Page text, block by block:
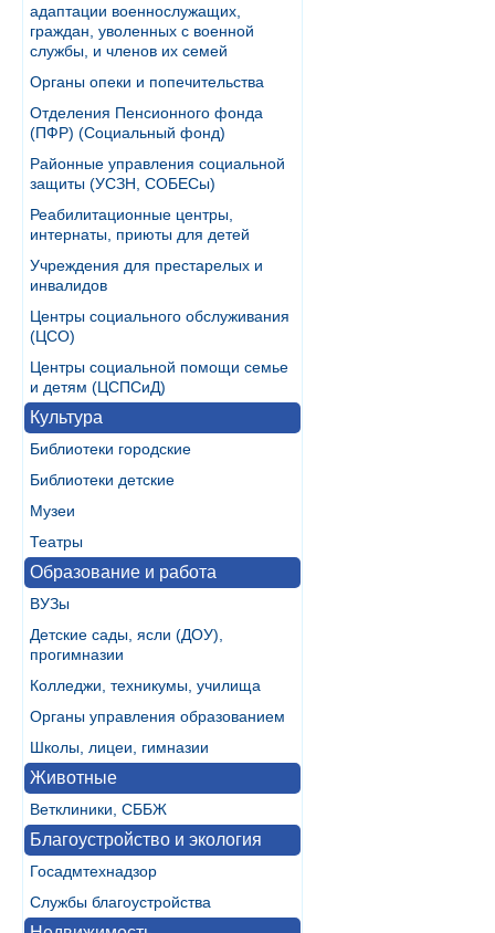
адаптации военнослужащих,
граждан, уволенных с военной
службы, и членов их семей
Органы опеки и попечительства
Отделения Пенсионного фонда
(ПФР) (Социальный фонд)
Районные управления социальной
защиты (УСЗН, СОБЕСы)
Реабилитационные центры,
интернаты, приюты для детей
Учреждения для престарелых и
инвалидов
Центры социального обслуживания
(ЦСО)
Центры социальной помощи семье
и детям (ЦСПСиД)
Культура
Библиотеки городские
Библиотеки детские
Музеи
Театры
Образование и работа
ВУЗы
Детские сады, ясли (ДОУ),
прогимназии
Колледжи, техникумы, училища
Органы управления образованием
Школы, лицеи, гимназии
Животные
Ветклиники, СББЖ
Благоустройство и экология
Госадмтехнадзор
Службы благоустройства